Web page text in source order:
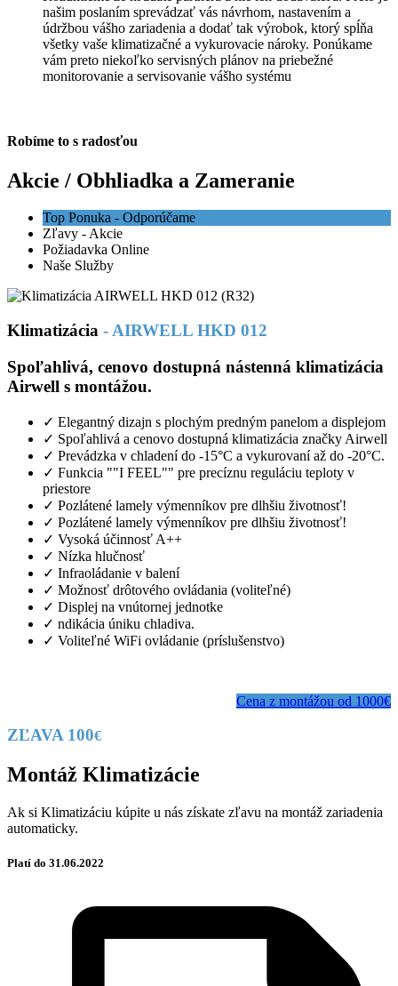
našim poslaním sprevádzať vás návrhom, nastavením a
údržbou vášho zariadenia a dodať tak výrobok, ktorý spĺňa
všetky vaše klimatizačné a vykurovacie nároky. Ponúkame
vám preto niekoľko servisných plánov na priebežné
monitorovanie a servisovanie vášho systému
Robíme to s radosťou
Akcie / Obhliadka a Zameranie
Top Ponuka - Odporúčame
Zľavy - Akcie
Požiadavka Online
Naše Služby
Klimatizácia - AIRWELL HKD 012
Spoľahlivá, cenovo dostupná nástenná klimatizácia
Airwell s montážou.
✓ Elegantný dizajn s plochým predným panelom a displejom
✓ Spoľahlivá a cenovo dostupná klimatizácia značky Airwell
✓ Prevádzka v chladení do -15°C a vykurovaní až do -20°C.
✓ Funkcia ""I FEEL"" pre precíznu reguláciu teploty v
priestore
✓ Pozlátené lamely výmenníkov pre dlhšiu životnosť!
✓ Pozlátené lamely výmenníkov pre dlhšiu životnosť!
✓ Vysoká účinnosť A++
✓ Nízka hlučnosť
✓ Infraoládanie v balení
✓ Možnosť drôtového ovládania (voliteľné)
✓ Displej na vnútornej jednotke
✓ ndikácia úniku chladiva.
✓ Voliteľné WiFi ovládanie (príslušenstvo)
Cena z montážou od 1000€
ZĽAVA 100€
Montáž Klimatizácie
Ak si Klimatizáciu kúpite u nás získate zľavu na montáž zariadenia
automaticky.
Platí do 31.06.2022